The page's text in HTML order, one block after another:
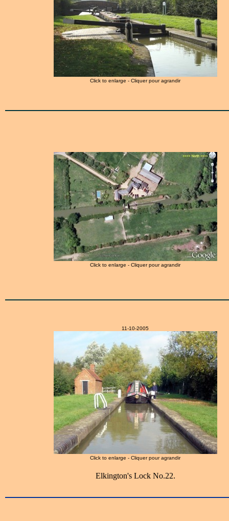
Click to enlarge - Cliquer pour agrandir
Click to enlarge - Cliquer pour agrandir
11-10-2005
Click to enlarge - Cliquer pour agrandir
Elkington's Lock No.22.